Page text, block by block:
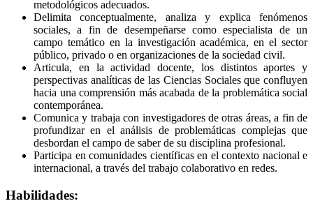
metodológicos adecuados.
Delimita conceptualmente, analiza y explica fenómenos
sociales, a fin de desempeñarse como especialista de un
campo temático en la investigación académica, en el sector
público, privado o en organizaciones de la sociedad civil.
Articula, en la actividad docente, los distintos aportes y
perspectivas analíticas de las Ciencias Sociales que confluyen
hacia una comprensión más acabada de la problemática social
contemporánea.
Comunica y trabaja con investigadores de otras áreas, a fin de
profundizar en el análisis de problemáticas complejas que
desbordan el campo de saber de su disciplina profesional.
Participa en comunidades científicas en el contexto nacional e
internacional, a través del trabajo colaborativo en redes.
Habilidades: